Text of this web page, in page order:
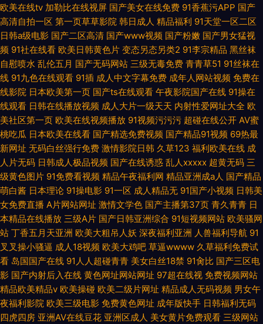
欧美在线tv 加勒比在线视屏 国产美女在线免费 91香蕉污APP 国产
高清自拍一区 第一页草草影院 韩日成人 精品福利 91天堂一区二区
日韩a级电影 国产二区高清 国产www视频 国产粉嫩 国产男女猛视
频 91社在线看 欧美日韩黄色片 变态另态另类2 91李宗精品 黑丝袜
自慰喷水 乱伦五月 国产无码网站 三级无毒免费 青青草51 91丝袜在
线 91九色在线观看 91插 成人中文字幕免费 成年人网站视频 免费在
线影院 日本欧美第一页 国产ts在线观看 午夜影院国产在线 91操在
线观看 日韩在线播放视频 成人大片一级天天 内射性爱网址大全 欧
美社区第一页 欧美在线视频播放 91视频污污污 超碰在线公开 AV蜜
桃吃瓜 日本欧美在线看 国产精选免费视频 国产精品91视频 69热最
新网址 无码白丝强行免费 激情影院日韩 久草123 福利欧美在线 成
人片无码 日韩成人极品视频 国产在线诱惑 乱人xxxxx 超黄无码 三
级黄色图片 91免费看视频 精品午夜福利网 精品亚洲成a人 国产精品
萌白酱 日本理论 91操电影 91一区 成人精品无 91国产小视频 日韩美
女免费直播 A片网站网址 激情文学色 国产主播第37页 青久青青 日
本精品在线播放 三级A片 国产日韩亚洲综合 91短视频网站 欧美骚网
站 丁香五月天亚洲 欧美大粗吊人妖 深夜福利亚洲 人兽福利导航 91
叉叉操小骚逼 成人18视频 欧美大鸡吧 草逼wwww 久草福利免费试
看 岛国国产在线 91人人超碰青青 美女白丝18禁 91肏比 国产三区电
影 国产内射后入在线 黄色网址网站网址 97超在线视 免费视频网站
精品欧美精品v 欧美操碰 欧美二级片网址 精品成人无码视频 男女午
夜福利影院 欧美三级电影 免费黄色网址 成年版快手 日韩福利无码
四虎四房 亚洲AV在线豆花 亚洲区成人 美女黄片免费观看 三级网站